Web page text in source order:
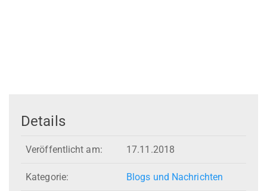
Details
Veröffentlicht am: 17.11.2018
Kategorie: Blogs und Nachrichten